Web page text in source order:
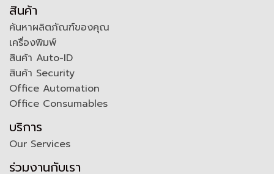
สินค้า
ค้นหาผลิตภัณฑ์ของคุณ
เครื่องพิมพ์
สินค้า Auto-ID
สินค้า Security
Office Automation
Office Consumables
บริการ
Our Services
ร่วมงานกับเรา